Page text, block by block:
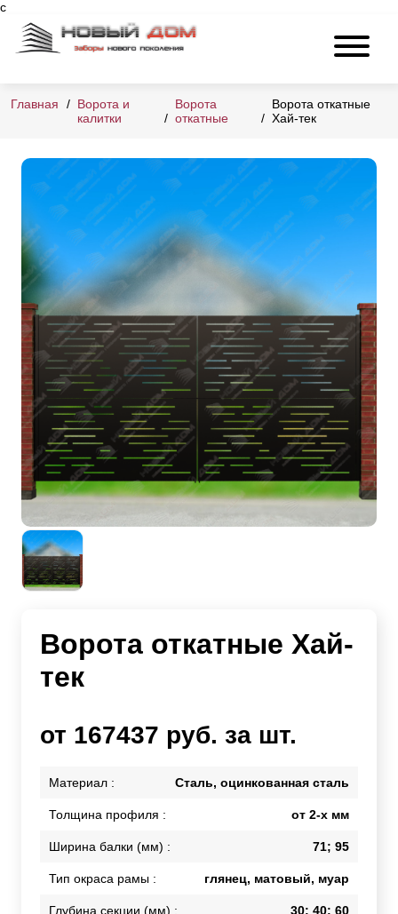
c
Главная
Ворота и
калитки
Ворота
откатные
Ворота откатные
Хай-тек
Ворота откатные Хай-
тек
от 167437 руб. за шт.
Материал : Сталь, оцинкованная сталь
Толщина профиля : от 2-х мм
Ширина балки (мм) : 71; 95
Тип окраса рамы : глянец, матовый, муар
Глубина секции (мм) : 30; 40; 60